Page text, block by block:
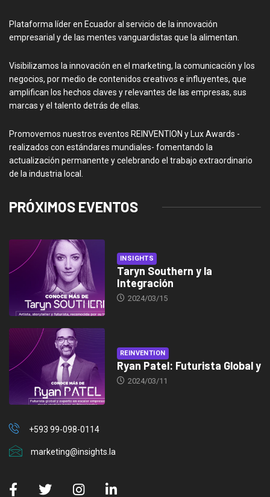
Plataforma líder en Ecuador al servicio de la innovación
empresarial y de las mentes vanguardistas que la alimentan.
Visibilizamos la innovación en el marketing, la comunicación y los
negocios, por medio de contenidos creativos e influyentes, que
amplifican los hechos claves y relevantes de las empresas, sus
marcas y el talento detrás de ellas.
Promovemos nuestros eventos REINVENTION y Lux Awards -
realizados con estándares mundiales- fomentando la
actualización permanente y celebrando el trabajo extraordinario
de la industria local.
PRÓXIMOS EVENTOS
INSIGHTS
Taryn Southern y la
Integración
2024/03/15
REINVENTION
Ryan Patel: Futurista Global y
2024/03/11
+593 99-098-0114
marketing@insights.la